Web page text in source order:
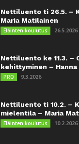
Nettiluento ti 26.5. –
Maria Matilainen
Eläinten koulutus 26.5.2026
Nettiluento ke 11.3. –
kehittyminen – Hanna
PRO 9.3.2026
Nettiluento ti 10.2. –
mielentila – Maria
Eläinten koulutus 10.2.2026